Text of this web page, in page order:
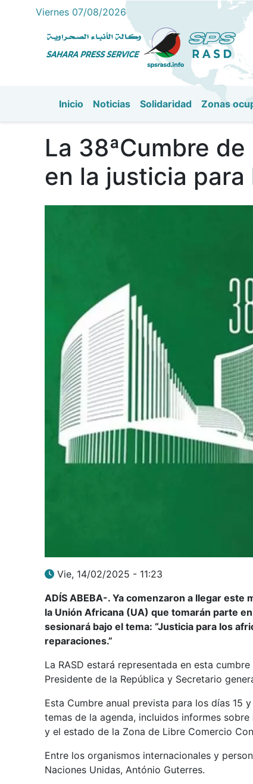
Viernes 07/08/2026
Inicio Noticias Solidaridad Zonas
La 38ªCumbre
en la justicia
Vie, 14/02/2025 - 11:23
ADÍS ABEBA-. Ya comenzaron a llegar
la Unión Africana (UA) que tomarán parte
sesionará bajo el tema: “Justicia para los
reparaciones.”
La RASD estará representada en esta
Presidente de la República y Secretario
Esta Cumbre anual prevista para los días 15
temas de la agenda, incluidos informes
y el estado de la Zona de Libre Comercio
Entre los organismos internacionales y
Naciones Unidas, António Guterres.